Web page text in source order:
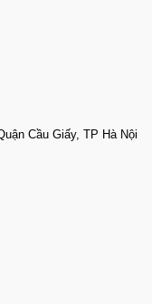
Cầu Giấy, TP Hà Nội